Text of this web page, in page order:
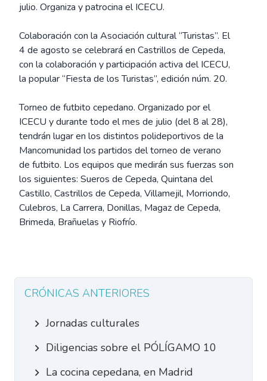
julio. Organiza y patrocina el ICECU.
Colaboración con la Asociación cultural “Turistas”. El
4 de agosto se celebrará en Castrillos de Cepeda,
con la colaboración y participación activa del ICECU,
la popular “Fiesta de los Turistas”, edición núm. 20.
Torneo de futbito cepedano. Organizado por el
ICECU y durante todo el mes de julio (del 8 al 28),
tendrán lugar en los distintos polideportivos de la
Mancomunidad los partidos del torneo de verano
de futbito. Los equipos que medirán sus fuerzas son
los siguientes: Sueros de Cepeda, Quintana del
Castillo, Castrillos de Cepeda, Villamejil, Morriondo,
Culebros, La Carrera, Donillas, Magaz de Cepeda,
Brimeda, Brañuelas y Riofrío.
CRÓNICAS ANTERIORES
Jornadas culturales
Diligencias sobre el PÓLÍGAMO 10
La cocina cepedana, en Madrid